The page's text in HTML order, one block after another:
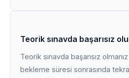
Teorik sınavda başarısız
Teorik sınavda başarısız
bekleme süresi sonrasında